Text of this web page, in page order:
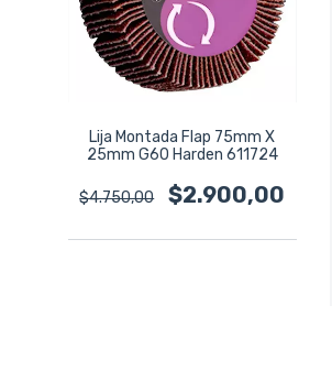
Lija Montada Flap 75mm X
25mm G60 Harden 611724
$4.750,00 $2.900,00